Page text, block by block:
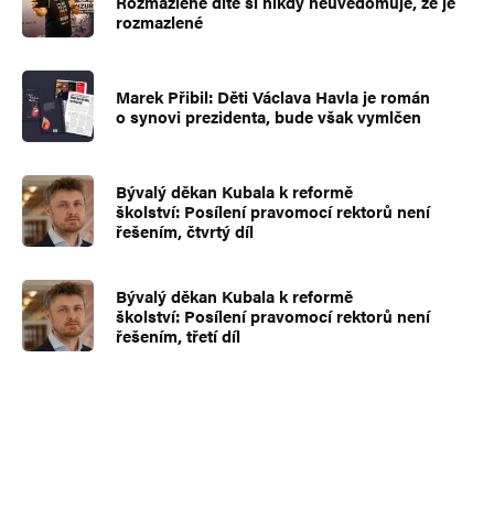
rozmazlené
Marek Přibil: Děti Václava Havla je román
o synovi prezidenta, bude však vymlčen
Bývalý děkan Kubala k reformě
školství: Posílení pravomocí rektorů není
řešením, čtvrtý díl
Bývalý děkan Kubala k reformě
školství: Posílení pravomocí rektorů není
řešením, třetí díl